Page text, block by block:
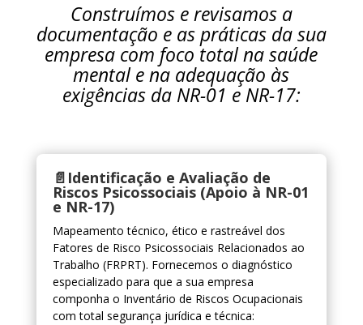
Construímos e revisamos a
documentação e as práticas da sua
empresa com foco total na saúde
mental e na adequação às
exigências da NR-01 e NR-17:
📄Identificação e Avaliação de
Riscos Psicossociais (Apoio à NR-01
e NR-17)
Mapeamento técnico, ético e rastreável dos
Fatores de Risco Psicossociais Relacionados ao
Trabalho (FRPRT). Fornecemos o diagnóstico
especializado para que a sua empresa
componha o Inventário de Riscos Ocupacionais
com total segurança jurídica e técnica: